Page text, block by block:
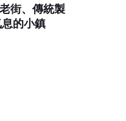
街、傳統製
的小鎮